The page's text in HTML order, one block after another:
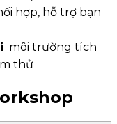
hợp, hỗ trợ bạn
môi trường tích
thử